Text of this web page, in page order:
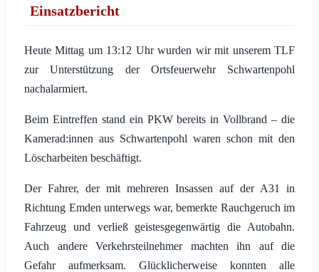
Einsatzbericht
Heute Mittag um 13:12 Uhr wurden wir mit unserem TLF
zur Unterstützung der Ortsfeuerwehr Schwartenpohl
nachalarmiert.
Beim Eintreffen stand ein PKW bereits in Vollbrand – die
Kamerad:innen aus Schwartenpohl waren schon mit den
Löscharbeiten beschäftigt.
Der Fahrer, der mit mehreren Insassen auf der A31 in
Richtung Emden unterwegs war, bemerkte Rauchgeruch im
Fahrzeug und verließ geistesgegenwärtig die Autobahn.
Auch andere Verkehrsteilnehmer machten ihn auf die
Gefahr aufmerksam. Glücklicherweise konnten alle